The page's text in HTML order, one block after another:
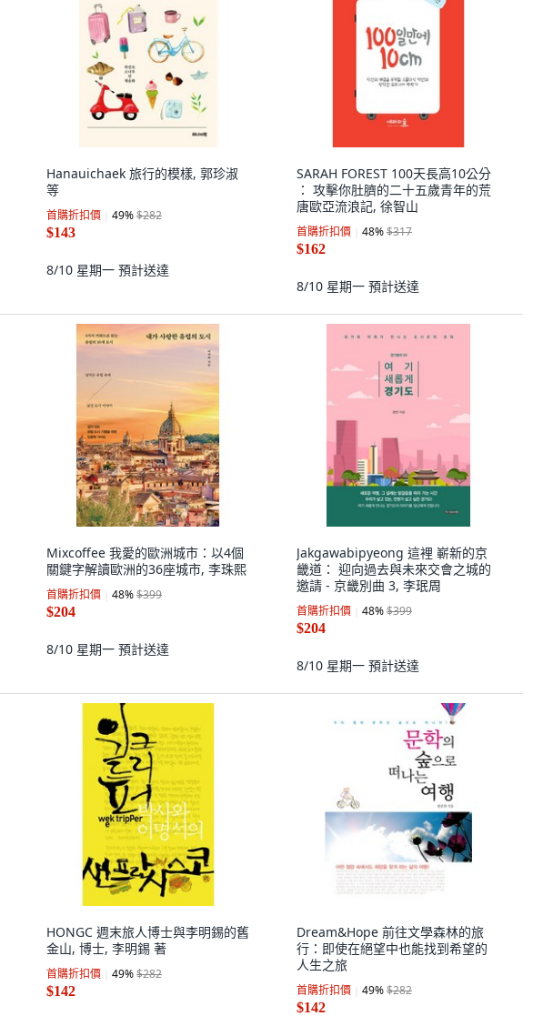
Hanauichaek 旅行的模樣, 郭珍淑
等
首購折扣價 49%$282
$143
8/10 星期一 預計送達
SARAH FOREST 100天長高10公分
： 攻擊你肚臍的二十五歲青年的荒
唐歐亞流浪記, 徐智山
首購折扣價 48%$317
$162
8/10 星期一 預計送達
Mixcoffee 我愛的歐洲城市：以4個
關鍵字解讀歐洲的36座城市, 李珠熙
首購折扣價 48%$399
$204
8/10 星期一 預計送達
Jakgawabipyeong 這裡 嶄新的京
畿道： 迎向過去與未來交會之城的
邀請 - 京畿別曲 3, 李珉周
首購折扣價 48%$399
$204
8/10 星期一 預計送達
HONGC 週末旅人博士與李明錫的舊
金山, 博士, 李明錫 著
首購折扣價 49%$282
$142
Dream&Hope 前往文學森林的旅
行：即使在絕望中也能找到希望的
人生之旅
首購折扣價 49%$282
$142